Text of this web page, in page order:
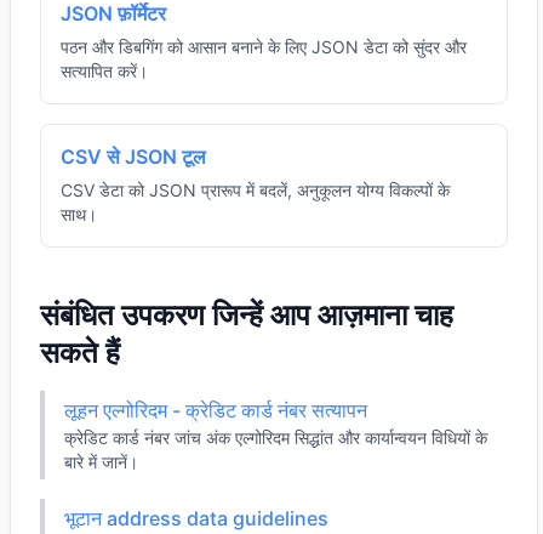
JSON फ़ॉर्मेटर
पठन और डिबगिंग को आसान बनाने के लिए JSON डेटा को सुंदर और
सत्यापित करें।
CSV से JSON टूल
CSV डेटा को JSON प्रारूप में बदलें, अनुकूलन योग्य विकल्पों के
साथ।
संबंधित उपकरण जिन्हें आप आज़माना चाह
सकते हैं
लूहन एल्गोरिदम - क्रेडिट कार्ड नंबर सत्यापन
क्रेडिट कार्ड नंबर जांच अंक एल्गोरिदम सिद्धांत और कार्यान्वयन विधियों के
बारे में जानें।
भूटान address data guidelines